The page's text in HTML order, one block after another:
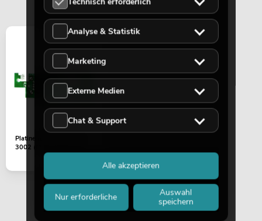
No. 20000734
EUROLITE Set LED KLS-3002 + STV-
60-WOT EU Stahlstativ schwarz
Platine (DMX) LED KLS-
3002 (CRT AS WL SS)
Analyse & Statistik
Marketing
Externe Medien
Chat & Support
Nur erforderliche
Auswahl
speichern
Alle akzeptieren